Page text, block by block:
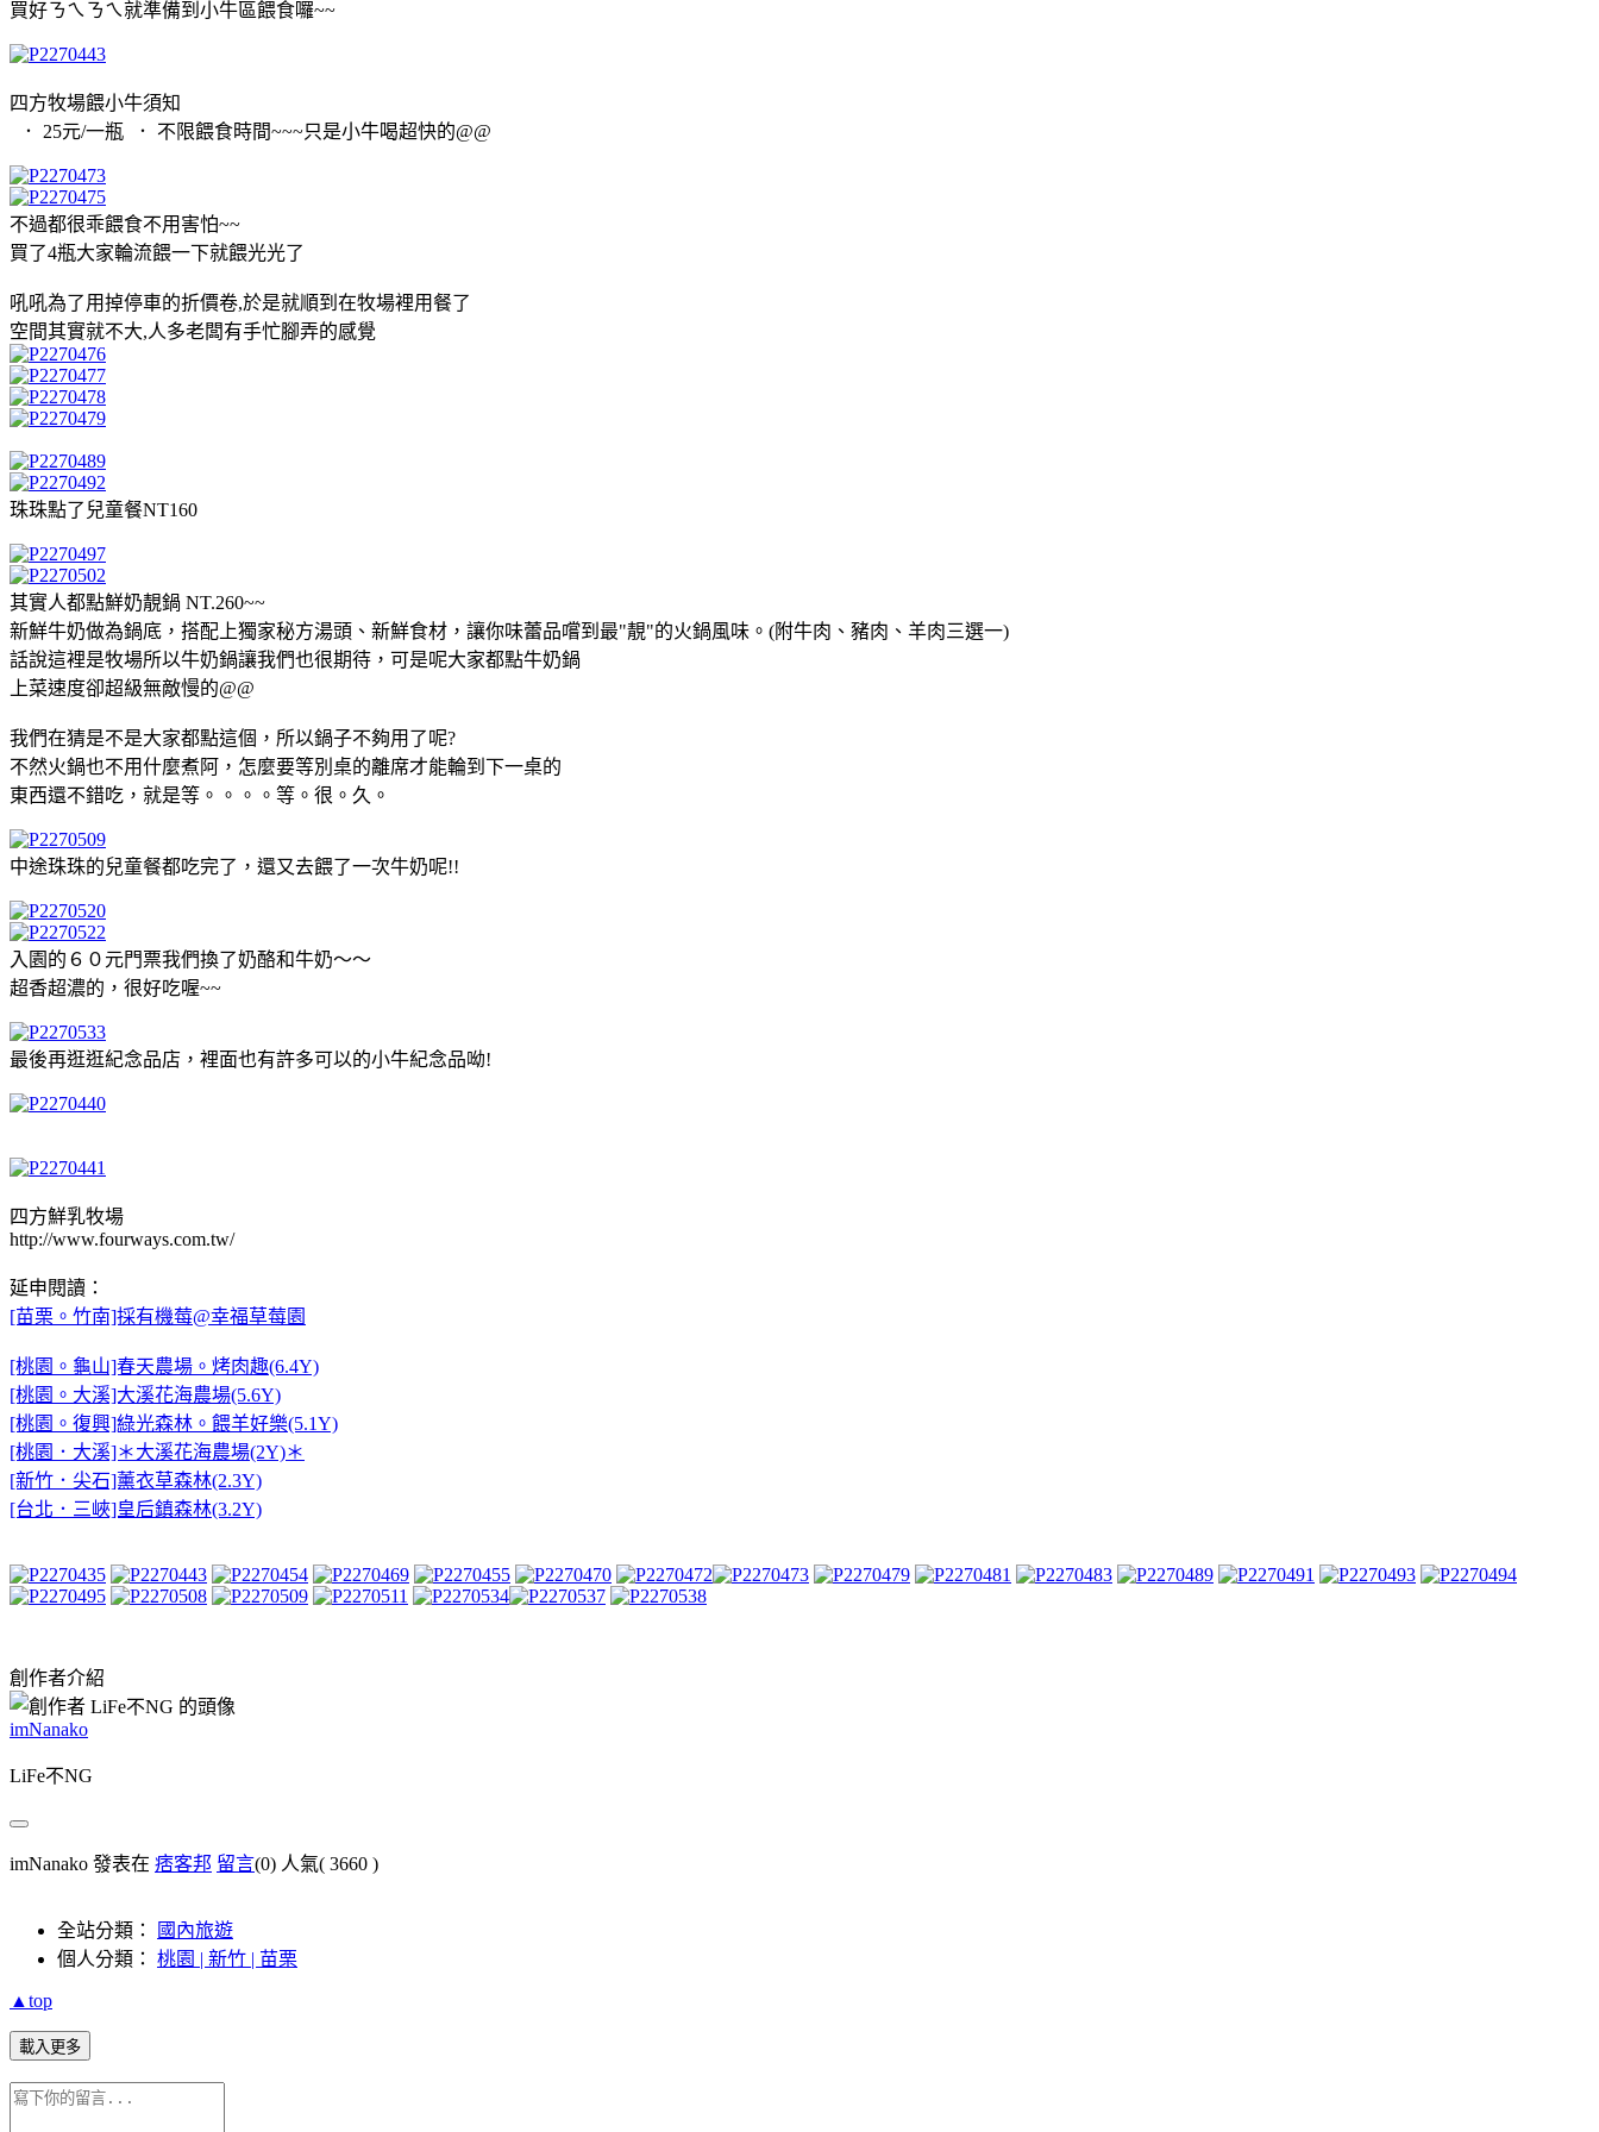
買好ㄋㄟㄋㄟ就準備到小牛區餵食囉~~
四方牧場餵小牛須知
． 25元/一瓶 ． 不限餵食時間~~~只是小牛喝超快的@@
不過都很乖餵食不用害怕~~
買了4瓶大家輪流餵一下就餵光光了
吼吼為了用掉停車的折價卷,於是就順到在牧場裡用餐了
空間其實就不大,人多老闆有手忙腳弄的感覺
珠珠點了兒童餐NT160
其實人都點鮮奶靚鍋 NT.260~~
新鮮牛奶做為鍋底，搭配上獨家秘方湯頭、新鮮食材，讓你味蕾品嚐到最"靚"的火鍋風味。(附牛肉、豬肉、羊肉三選一)
話說這裡是牧場所以牛奶鍋讓我們也很期待，可是呢大家都點牛奶鍋
上菜速度卻超級無敵慢的@@
我們在猜是不是大家都點這個，所以鍋子不夠用了呢?
不然火鍋也不用什麼煮阿，怎麼要等別桌的離席才能輪到下一桌的
東西還不錯吃，就是等。。。。等。很。久。
中途珠珠的兒童餐都吃完了，還又去餵了一次牛奶呢!!
入園的６０元門票我們換了奶酪和牛奶～～
超香超濃的，很好吃喔~~
最後再逛逛紀念品店，裡面也有許多可以的小牛紀念品呦!
四方鮮乳牧場
http://www.fourways.com.tw/
延申閱讀：
[苗栗。竹南]採有機莓@幸福草莓園
[桃園。龜山]春天農場。烤肉趣(6.4Y)
[桃園。大溪]大溪花海農場(5.6Y)
[桃園。復興]綠光森林。餵羊好樂(5.1Y)
[桃園．大溪]＊大溪花海農場(2Y)＊
[新竹．尖石]薰衣草森林(2.3Y)
[台北．三峽]皇后鎮森林(3.2Y)
創作者介紹
imNanako
LiFe不NG
imNanako 發表在 痞客邦 留言(0) 人氣( 3660 )
全站分類：
國內旅遊
個人分類： 桃園 | 新竹 | 苗栗
▲top
載入更多